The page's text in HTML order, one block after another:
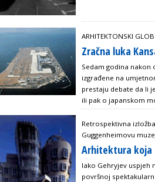
ARHITEKTONSKI
Zračna luka
Sedam godina nakon
izgrađene na
prestaju debate da li
ili pak o japanskom
Retrospektivna
Guggenheimovu
Arhitektura koja
Iako Gehryjev uspjeh
površnoj